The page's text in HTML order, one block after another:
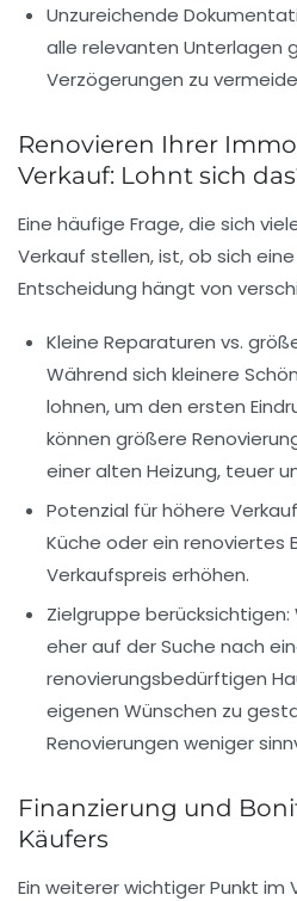
Unzureichende
alle relevanten Unterlagen
Verzögerungen zu
Renovieren Ihrer
Verkauf: Lohnt sich
Eine häufige Frage, die sich
Verkauf stellen, ist, ob sich eine
Entscheidung hängt von
Kleine Reparaturen vs.
Während sich kleinere
lohnen, um den ersten
können größere
einer alten Heizung, teuer
Potenzial für höhere
Küche oder ein renoviertes
Verkaufspreis erhöhen.
Zielgruppe berücksichtigen:
eher auf der Suche nach
renovierungsbedürftigen
eigenen Wünschen zu
Renovierungen weniger
Finanzierung und
Käufers
Ein weiterer wichtiger Punkt im